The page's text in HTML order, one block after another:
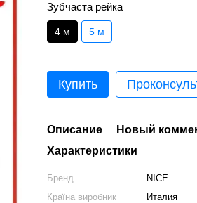
Зубчаста рейка
4 м 5 м
Купить
Описание
Новый
Характеристики
Бренд
NICE
Країна виробник
Италия